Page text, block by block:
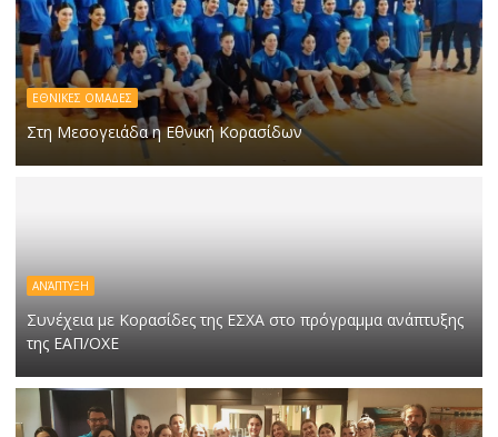
ΕΘΝΙΚΕΣ ΟΜΑΔΕΣ
Στη Μεσογειάδα η Εθνική Κορασίδων
ΑΝΆΠΤΥΞΗ
Συνέχεια με Κορασίδες της ΕΣΧΑ στο πρόγραμμα ανάπτυξης
της ΕΑΠ/ΟΧΕ